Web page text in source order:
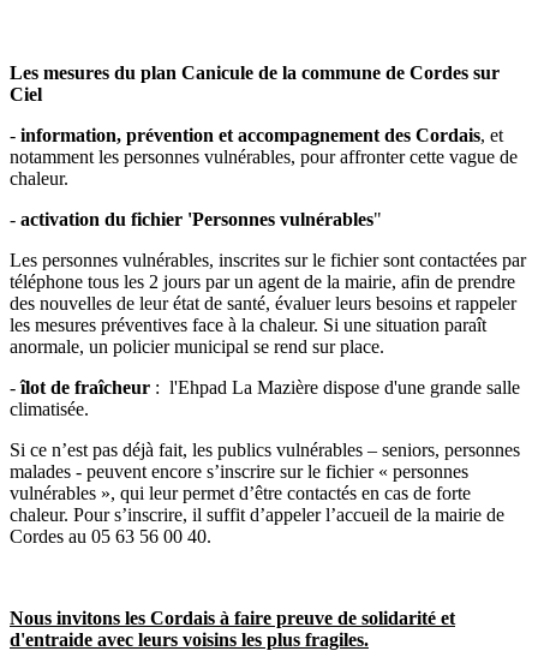
Les mesures du plan Canicule de la commune de Cordes sur
Ciel
- information, prévention et accompagnement des Cordais, et
notamment les personnes vulnérables, pour affronter cette vague de
chaleur.
- activation du fichier 'Personnes vulnérables"
Les personnes vulnérables, inscrites sur le fichier sont contactées par
téléphone tous les 2 jours par un agent de la mairie, afin de prendre
des nouvelles de leur état de santé, évaluer leurs besoins et rappeler
les mesures préventives face à la chaleur. Si une situation paraît
anormale, un policier municipal se rend sur place.
-îlot de fraîcheur : l'Ehpad La Mazière dispose d'une grande salle
climatisée.
Si ce n’est pas déjà fait, les publics vulnérables – seniors, personnes
malades - peuvent encore s’inscrire sur le fichier « personnes
vulnérables », qui leur permet d’être contactés en cas de forte
chaleur. Pour s’inscrire, il suffit d’appeler l’accueil de la mairie de
Cordes au 05 63 56 00 40.
Nous invitons les Cordais à faire preuve de solidarité et
d'entraide avec leurs voisins les plus fragiles.